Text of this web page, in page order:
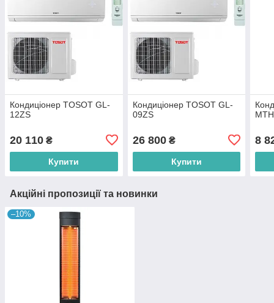
Кондиціонер TOSOT GL-
12ZS
20 110 ₴
Купити
Кондиціонер TOSOT GL-
09ZS
26 800₴
Купити
8
Акційні пропозиції та новинки
–10%